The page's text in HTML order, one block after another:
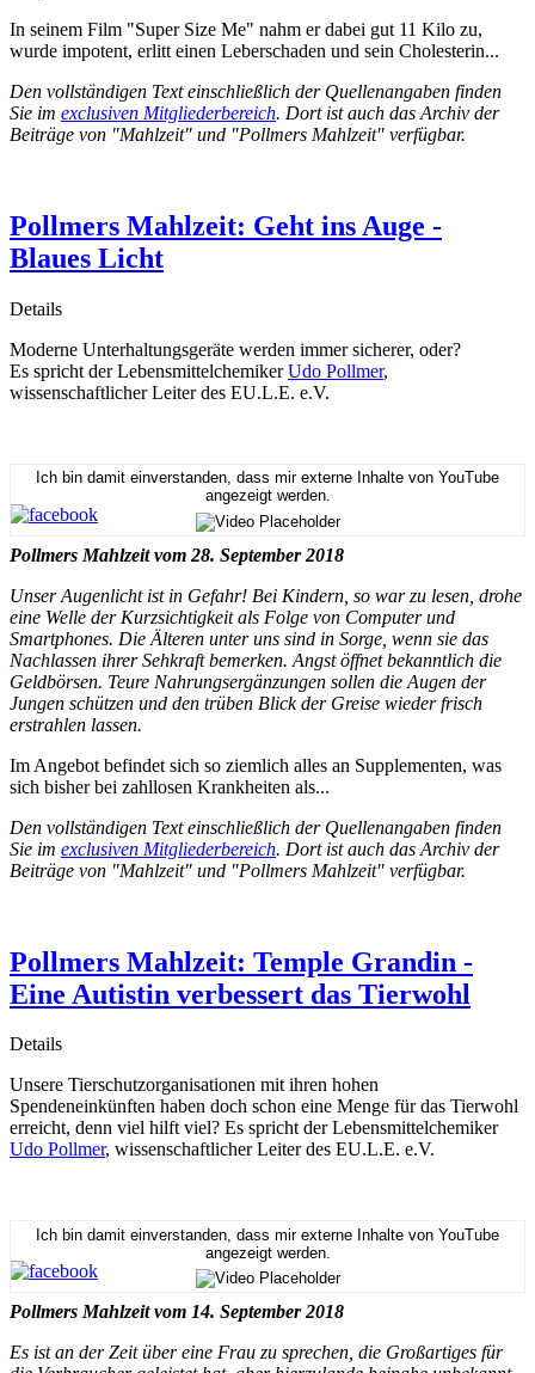
In seinem Film "Super Size Me" nahm er dabei gut 11 Kilo zu,
wurde impotent, erlitt einen Leberschaden und sein Cholesterin...
Den vollständigen Text einschließlich der Quellenangaben finden
Sie im exclusiven Mitgliederbereich. Dort ist auch das Archiv der
Beiträge von "Mahlzeit" und "Pollmers Mahlzeit" verfügbar.
Pollmers Mahlzeit: Geht ins Auge -
Blaues Licht
Details
Moderne Unterhaltungsgeräte werden immer sicherer, oder?
Es spricht der LebensmittelchemikerUdo Pollmer,
wissenschaftlicher Leiter des EU.L.E. e.V.
Ich bin damit einverstanden, dass mir externe Inhalte von YouTube
angezeigt werden.
Pollmers Mahlzeit vom 28. September 2018
Unser Augenlicht ist in Gefahr! Bei Kindern, so war zu lesen, drohe
eine Welle der Kurzsichtigkeit als Folge von Computer und
Smartphones. Die Älteren unter uns sind in Sorge, wenn sie das
Nachlassen ihrer Sehkraft bemerken. Angst öffnet bekanntlich die
Geldbörsen. Teure Nahrungsergänzungen sollen die Augen der
Jungen schützen und den trüben Blick der Greise wieder frisch
erstrahlen lassen.
Im Angebot befindet sich so ziemlich alles an Supplementen, was
sich bisher bei zahllosen Krankheiten als...
Den vollständigen Text einschließlich der Quellenangaben finden
Sie im exclusiven Mitgliederbereich. Dort ist auch das Archiv der
Beiträge von "Mahlzeit" und "Pollmers Mahlzeit" verfügbar.
Pollmers Mahlzeit: Temple Grandin -
Eine Autistin verbessert das Tierwohl
Details
Unsere Tierschutzorganisationen mit ihren hohen
Spendeneinkünften haben doch schon eine Menge für das Tierwohl
erreicht, denn viel hilft viel? Es spricht der Lebensmittelchemiker
Udo Pollmer, wissenschaftlicher Leiter des EU.L.E. e.V.
Ich bin damit einverstanden, dass mir externe Inhalte von YouTube
angezeigt werden.
Pollmers Mahlzeit vom 14. September 2018
Es ist an der Zeit über eine Frau zu sprechen, die Großartiges für